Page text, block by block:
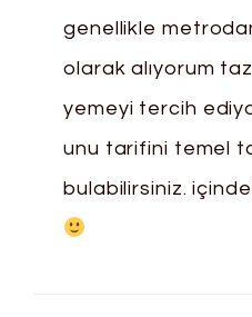
genellikle
olarak alıyorum
yemeyi tercih
unu tarifini temel
bulabilirsiniz.